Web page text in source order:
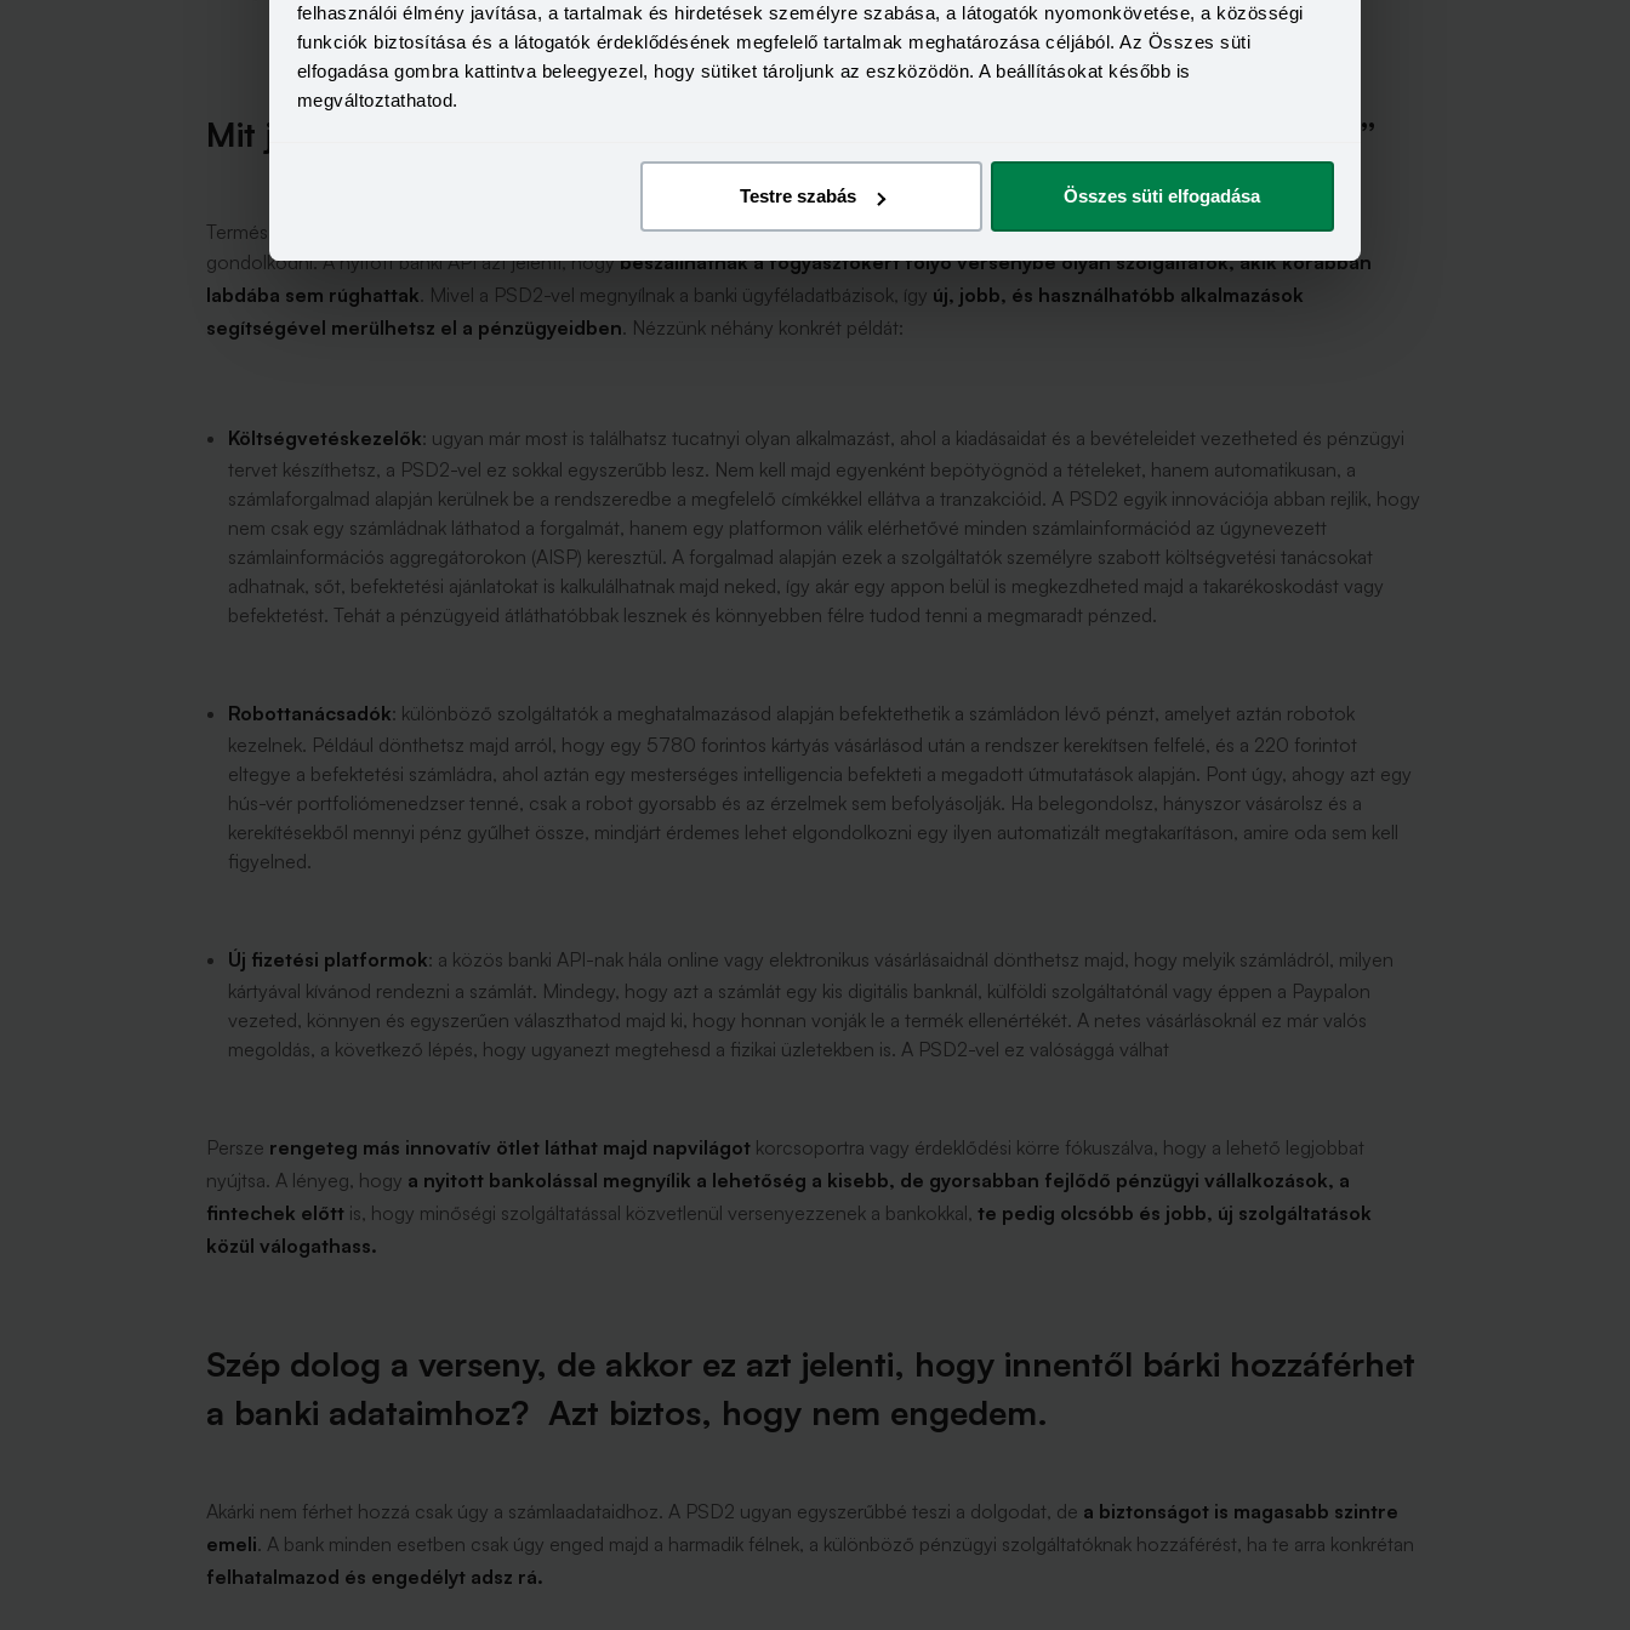
felhasználói élmény javítása, a tartalmak és hirdetések személyre szabása, a látogatók nyomonkövetése, a közösségi
funkciók biztosítása és a látogatók érdeklődésének megfelelő tartalmak meghatározása céljából. Az Összes süti
elfogadása gombra kattintva beleegyezel, hogy sütiket tároljunk az eszközödön. A beállításokat később is
megváltoztathatod.
Testre szabás Összes süti elfogadása
Mit jelent ez konkrétan? Hogyan tudok „többet kihozni a pénzügyeimből?”
Természetesen mindenkit az érdekel, hogyan tudja a PSD2-t forintra váltania az egyszeri ügyfél. Nem feltétlenül ebben kell azonban
gondolkodni. A nyitott banki API azt jelenti, hogybeszállhatnak a fogyasztókért folyó versenybe olyan szolgáltatók, akik korábban
labdába sem rúghattak. Mivel a PSD2-vel megnyílnak a banki ügyféladatbázisok, így új, jobb, és használhatóbb alkalmazások
segítségével merülhetsz el a pénzügyeidben. Nézzünk néhány konkrét példát:
Költségvetéskezelők: ugyan már most is találhatsz tucatnyi olyan alkalmazást, ahol a kiadásaidat és a bevételeidet vezetheted és pénzügyi
tervet készíthetsz, a PSD2-vel ez sokkal egyszerűbb lesz. Nem kell majd egyenként bepötyögnöd a tételeket, hanem automatikusan, a
számlaforgalmad alapján kerülnek be a rendszeredbe a megfelelő címkékkel ellátva a tranzakcióid. A PSD2 egyik innovációja abban rejlik, hogy
nem csak egy számládnak láthatod a forgalmát, hanem egy platformon válik elérhetővé minden számlainformációd az úgynevezett
számlainformációs aggregátorokon (AISP) keresztül. A forgalmad alapján ezek a szolgáltatók személyre szabott költségvetési tanácsokat
adhatnak, sőt, befektetési ajánlatokat is kalkulálhatnak majd neked, így akár egy appon belül is megkezdheted majd a takarékoskodást vagy
befektetést. Tehát a pénzügyeid átláthatóbbak lesznek és könnyebben félre tudod tenni a megmaradt pénzed.
Robottanácsadók: különböző szolgáltatók a meghatalmazásod alapján befektethetik a számládon lévő pénzt, amelyet aztán robotok
kezelnek. Például dönthetsz majd arról, hogy egy 5780 forintos kártyás vásárlásod után a rendszer kerekítsen felfelé, és a 220 forintot
eltegye a befektetési számládra, ahol aztán egy mesterséges intelligencia befekteti a megadott útmutatások alapján. Pont úgy, ahogy azt egy
hús-vér portfoliómenedzser tenné, csak a robot gyorsabb és az érzelmek sem befolyásolják. Ha belegondolsz, hányszor vásárolsz és a
kerekítésekből mennyi pénz gyűlhet össze, mindjárt érdemes lehet elgondolkozni egy ilyen automatizált megtakarításon, amire oda sem kell
figyelned.
Új fizetési platformok: a közös banki API-nak hála online vagy elektronikus vásárlásaidnál dönthetsz majd, hogy melyik számládról, milyen
kártyával kívánod rendezni a számlát. Mindegy, hogy azt a számlát egy kis digitális banknál, külföldi szolgáltatónál vagy éppen a Paypalon
vezeted, könnyen és egyszerűen választhatod majd ki, hogy honnan vonják le a termék ellenértékét. A netes vásárlásoknál ez már valós
megoldás, a következő lépés, hogy ugyanezt megtehesd a fizikai üzletekben is. A PSD2-vel ez valósággá válhat
Persze rengeteg más innovatív ötlet láthat majd napvilágot korcsoportra vagy érdeklődési körre fókuszálva, hogy a lehető legjobbat
nyújtsa. A lényeg, hogy a nyitott bankolással megnyílik a lehetőség a kisebb, de gyorsabban fejlődő pénzügyi vállalkozások, a
fintechek előtt is, hogy minőségi szolgáltatással közvetlenül versenyezzenek a bankokkal, te pedig olcsóbb és jobb, új szolgáltatások
közül válogathass.
Szép dolog a verseny, de akkor ez azt jelenti, hogy innentől bárki hozzáférhet
a banki adataimhoz? Azt biztos, hogy nem engedem.
Akárki nem férhet hozzá csak úgy a számlaadataidhoz. A PSD2 ugyan egyszerűbbé teszi a dolgodat, de a biztonságot is magasabb szintre
emeli. A bank minden esetben csak úgy enged majd a harmadik félnek, a különböző pénzügyi szolgáltatóknak hozzáférést, ha te arra konkrétan
felhatalmazod és engedélyt adsz rá.